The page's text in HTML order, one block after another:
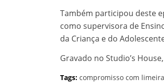
Também participou deste
como supervisora de
da Criança e do
Gravado no Studio’s
Tags: compromisso com limeira